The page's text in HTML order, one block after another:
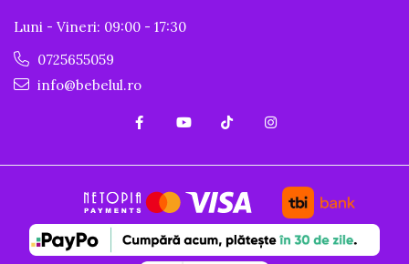
Luni - Vineri: 09:00 - 17:30
0725655059
info@bebelul.ro